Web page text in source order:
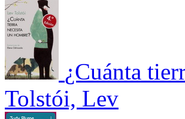
¿Cuánta
Tolstói, Lev